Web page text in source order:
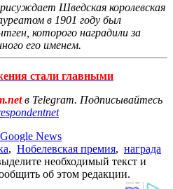
Шведская королевская
в 1901 году был
которого наградили за
его именем.
стали главными
в Telegram. Подписывайтесь
News
, Нобелевская премия, награда
необходимый текст и
об этом редакции.